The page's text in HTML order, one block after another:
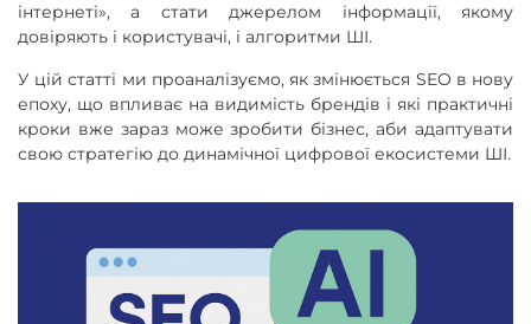
інтернеті», а стати джерелом інформації, якому
довіряють і користувачі, і алгоритми ШІ.
У цій статті ми проаналізуємо, як змінюється SEO в нову
епоху, що впливає на видимість брендів і які практичні
кроки вже зараз може зробити бізнес, аби адаптувати
свою стратегію до динамічної цифрової екосистеми ШІ.